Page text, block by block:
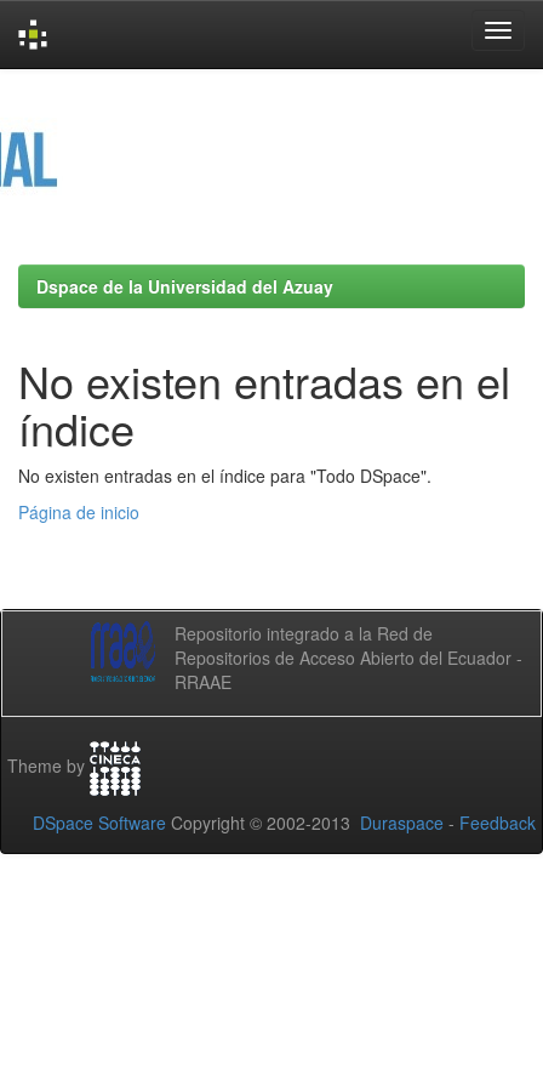
Dspace de la Universidad del Azuay
No existen entradas en el
índice
No existen entradas en el índice para "Todo DSpace".
Página de inicio
Repositorio integrado a la Red de
Repositorios de Acceso Abierto del Ecuador -
RRAAE
Theme by
DSpace Software Copyright © 2002-2013 Duraspace - Feedback